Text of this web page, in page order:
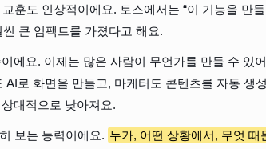
훈도 인상적이에요. 토스에서는 “이 기능을 만
큰 임팩트를 가졌다고 해요.
에요. 이제는 많은 사람이 무언가를 만들 수 있
로 화면을 만들고, 마케터도 콘텐츠를 자동 생
대적으로 낮아져요.
보는 능력이에요. 누가, 어떤 상황에서, 무엇 때